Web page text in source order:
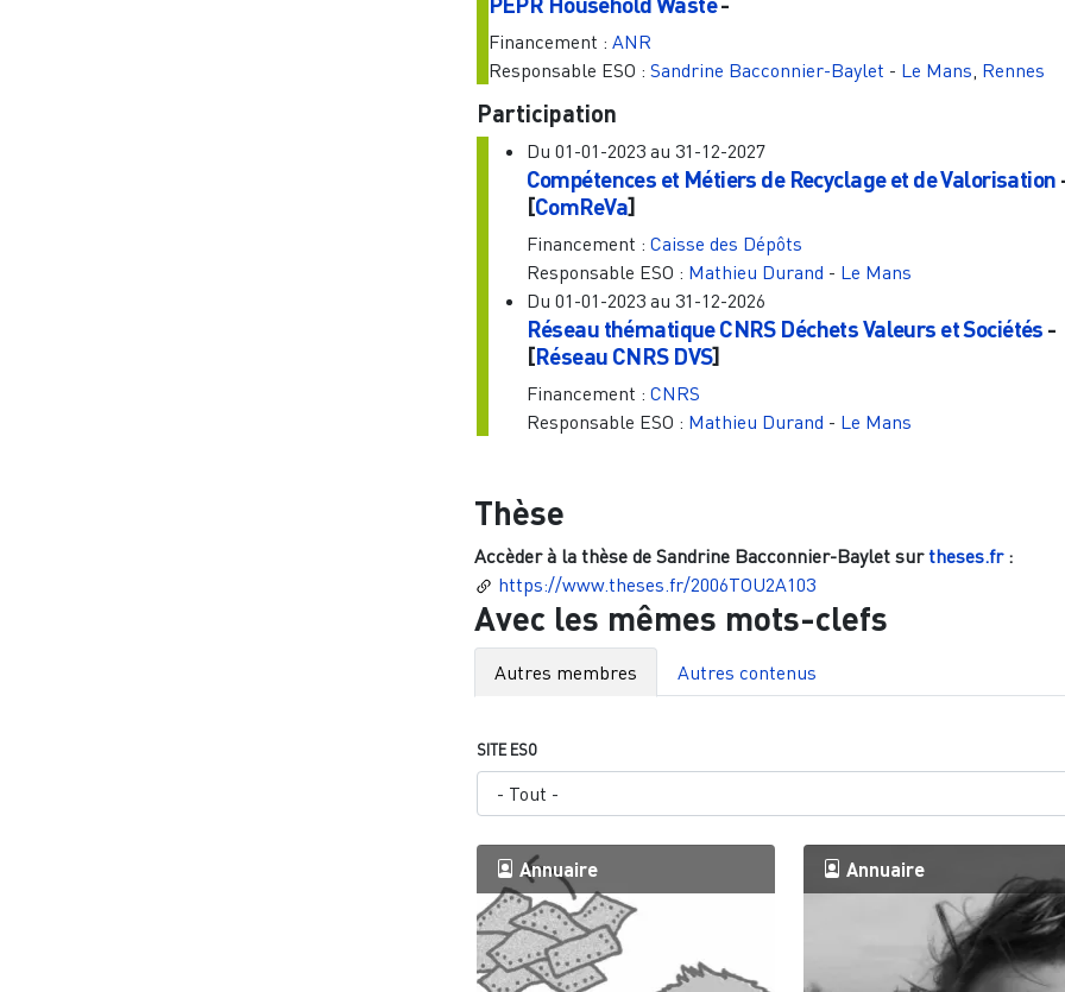
Financement : ANR
Responsable ESO : Sandrine Bacconnier-Baylet - Le Mans Rennes
Participation
Du 01-01-2023au 31-12-2027
Compétences et Métiers de Recyclage et de Valorisation
[ComReVa]
Financement : Caisse des Dépôts
Responsable ESO : Mathieu Durand - Le Mans
Du 01-01-2023au 31-12-2026
Réseau thématique CNRS Déchets Valeurs et Sociétés -
[Réseau CNRS DVS]
Financement : CNRS
Responsable ESO : Mathieu Durand - Le Mans
Thèse
Accèder à la thèse de Sandrine Bacconnier-Bayletsurtheses.fr:
https://www.theses.fr/2006TOU2A103
Avec les mêmes mots-clefs
Autres membres Autres contenus
SITE ESO
Annuaire Annuaire